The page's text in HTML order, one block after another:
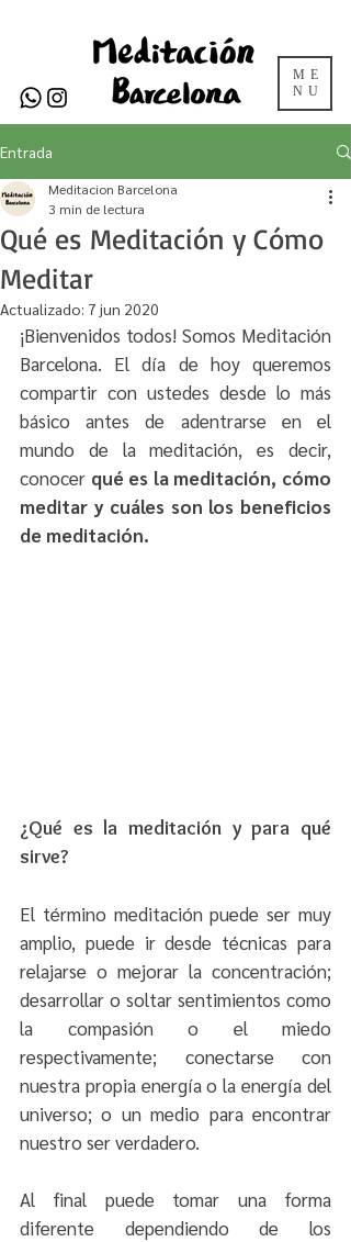
ME
NU
Entrada
Qué es Meditación y Cómo
Meditar
Meditacion Barcelona
3 min de lectura
Actualizado: 7 jun 2020
¡Bienvenidos todos! Somos Meditación
Barcelona. El día de hoy queremos
compartir con ustedes desde lo más
básico antes de adentrarse en el
mundo de la meditación, es decir,
conocer qué es la meditación, cómo
meditar y cuáles son los beneficios
de meditación.
¿Qué es la meditación y para qué
sirve?
El término meditación puede ser muy
amplio, puede ir desde técnicas para
relajarse o mejorar la concentración;
desarrollar o soltar sentimientos como
la compasión o el miedo
respectivamente; conectarse con
nuestra propia energía o la energía del
universo; o un medio para encontrar
nuestro ser verdadero.
Al final puede tomar una forma
diferente dependiendo de los